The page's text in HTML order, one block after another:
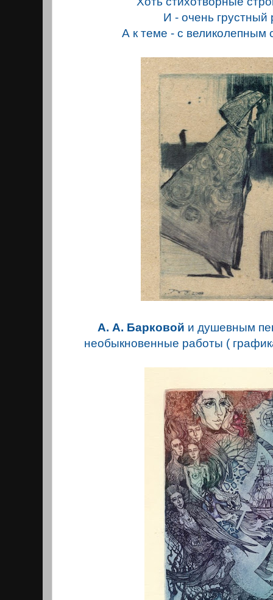
И - очень грустный
А к теме - с великолепным
А. А. Барковой и душевным
необыкновенные работы (